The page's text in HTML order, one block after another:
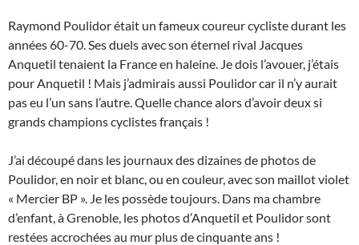
Raymond Poulidor était un fameux coureur cycliste durant les
années 60-70. Ses duels avec son éternel rival Jacques
Anquetil tenaient la France en haleine. Je dois l’avouer, j’étais
pour Anquetil ! Mais j’admirais aussi Poulidor car il n’y aurait
pas eu l’un sans l’autre. Quelle chance alors d’avoir deux si
grands champions cyclistes français !
J’ai découpé dans les journaux des dizaines de photos de
Poulidor, en noir et blanc, ou en couleur, avec son maillot violet
« Mercier BP ». Je les possède toujours. Dans ma chambre
d’enfant, à Grenoble, les photos d’Anquetil et Poulidor sont
restées accrochées au mur plus de cinquante ans !